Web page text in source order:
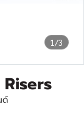
1/3
ด์